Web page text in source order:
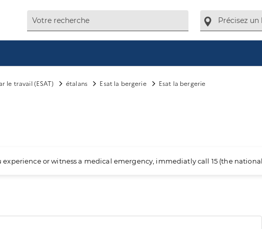
le travail (ESAT) étalans Esat la bergerie Esat la bergerie
experience or witness a medical emergency, immediatly call 15 (the